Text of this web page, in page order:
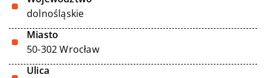
dolnośląskie
Miasto
50-302 Wrocław
Ulica